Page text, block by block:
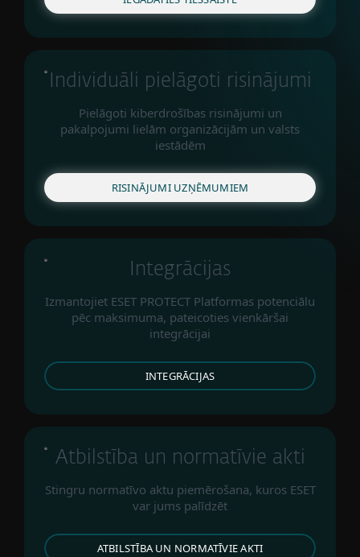
Individuāli pielāgoti risinājumi
Pielāgoti kiberdrošības risinājumi un
pakalpojumi lielām organizācijām un valsts
iestādēm
RISINĀJUMI UZŅĒMUMIEM
Integrācijas
Izmantojiet ESET PROTECT Platformas potenciālu
pēc maksimuma, pateicoties vienkāršai
integrācijai
INTEGRĀCIJAS
Atbilstība un normatīvie akti
Stingru normatīvo aktu piemērošana, kuros ESET
var jums palīdzēt
ATBILSTĪBA UN NORMATĪVIE AKTI